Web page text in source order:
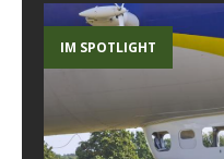
IM SPOTLIGHT